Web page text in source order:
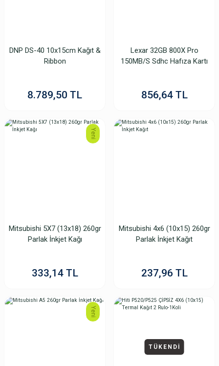
DNP DS-40 10x15cm Kağıt &
Ribbon
8.789,50 TL
Lexar 32GB 800X Pro
150MB/S Sdhc Hafıza Kartı
856,64 TL
Yeni
Mitsubishi 5X7 (13x18) 260gr
Parlak İnkjet Kağı
333,14 TL
Mitsubishi 4x6 (10x15) 260gr
Parlak İnkjet Kağıt
237,96 TL
Yeni
TÜKENDİ